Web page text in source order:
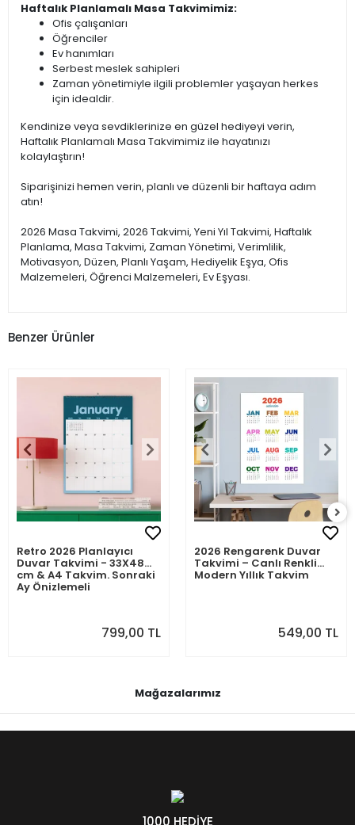
Haftalık Planlamalı Masa Takvimimiz:
Ofis çalışanları
Öğrenciler
Ev hanımları
Serbest meslek sahipleri
Zaman yönetimiyle ilgili problemler yaşayan herkes
için idealdir.
Kendinize veya sevdiklerinize en güzel hediyeyi verin,
Haftalık Planlamalı Masa Takvimimiz ile hayatınızı
kolaylaştırın!
Siparişinizi hemen verin, planlı ve düzenli bir haftaya adım
atın!
2026 Masa Takvimi, 2026 Takvimi, Yeni Yıl Takvimi, Haftalık
Planlama, Masa Takvimi, Zaman Yönetimi, Verimlilik,
Motivasyon, Düzen, Planlı Yaşam, Hediyelik Eşya, Ofis
Malzemeleri, Öğrenci Malzemeleri, Ev Eşyası.
Benzer Ürünler
Retro 2026 Planlayıcı
Duvar Takvimi - 33X48
cm & A4 Takvim. Sonraki
Ay Önizlemeli
799,00 TL
2026 Rengarenk Duvar
Takvimi – Canlı Renkli
Modern Yıllık Takvim
549,00 TL
Mağazalarımız